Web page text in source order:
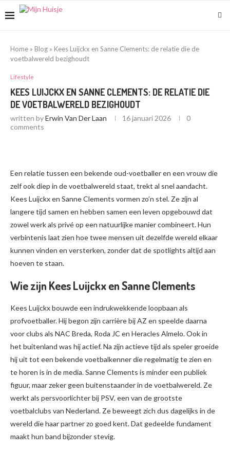
Home » Blog » Kees Luijckx en Sanne Clements: de relatie die de
voetbalwereld bezighoudt
Lifestyle
KEES LUIJCKX EN SANNE CLEMENTS: DE RELATIE DIE
DE VOETBALWERELD BEZIGHOUDT
written byErwin Van Der Laan 16 januari 2026
0
comments
Een relatie tussen een bekende oud-voetballer en een vrouw die
zelf ook diep in de voetbalwereld staat, trekt al snel aandacht.
Kees Luijckx en Sanne Clements vormen zo’n stel. Ze zijn al
langere tijd samen en hebben samen een leven opgebouwd dat
zowel werk als privé op een natuurlijke manier combineert. Hun
verbintenis laat zien hoe twee mensen uit dezelfde wereld elkaar
kunnen vinden en versterken, zonder dat de spotlights altijd aan
hoeven te staan.
Wie zijn Kees Luijckx en Sanne Clements
Kees Luijckx bouwde een indrukwekkende loopbaan als
profvoetballer. Hij begon zijn carrière bij AZ en speelde daarna
voor clubs als NAC Breda, Roda JC en Heracles Almelo. Ook in
het buitenland was hij actief. Na zijn actieve tijd als speler groeide
hij uit tot een bekende voetbalkenner die regelmatig te zien en
te horen is in de media. Sanne Clements is minder een publiek
figuur, maar zeker geen buitenstaander in de voetbalwereld. Ze
werkt als persvoorlichter bij PSV, een van de grootste
voetbalclubs van Nederland. Ze beweegt zich dus dagelijks in de
wereld die haar partner zo goed kent. Dat gedeelde fundament
maakt hun band bijzonder stevig.